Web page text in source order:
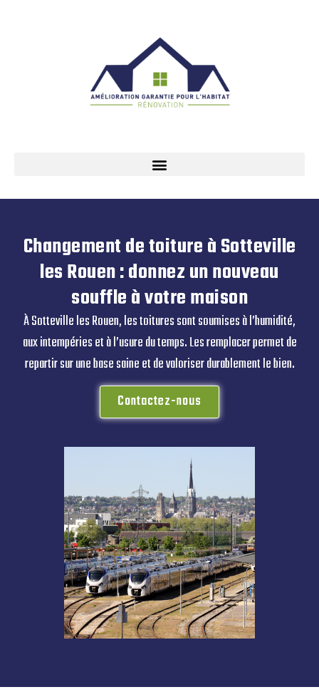
Changement de toiture à Sotteville
les Rouen : donnez un nouveau
souffle à votre maison
À Sotteville les Rouen, les toitures sont soumises à l’humidité,
aux intempéries et à l’usure du temps. Les remplacer permet de
repartir sur une base saine et de valoriser durablement le bien.
Contactez-nous